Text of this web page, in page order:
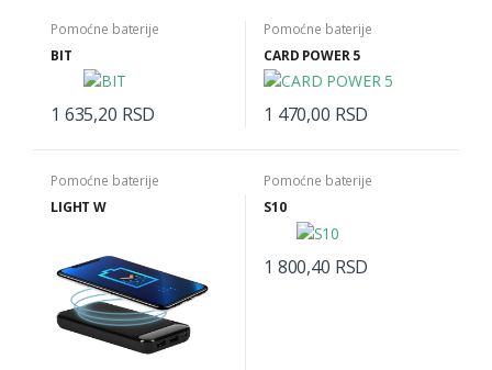
Pomoćne baterije
BIT
1 635,20 RSD
Pomoćne baterije
CARD POWER 5
1 470,00 RSD
Pomoćne baterije
LIGHT W
Pomoćne baterije
S10
1 800,40 RSD